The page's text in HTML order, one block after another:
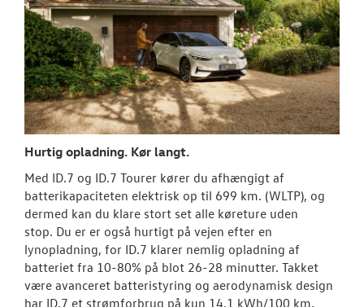
Hurtig opladning. Kør langt.
Med ID.7 og ID.7 Tourer kører du afhængigt af
batterikapaciteten elektrisk op til 699 km. (WLTP), og
dermed kan du klare stort set alle køreture uden
stop. Du er er også hurtigt på vejen efter en
lynopladning, for ID.7 klarer nemlig opladning af
batteriet fra 10-80% på blot 26-28 minutter. Takket
være avanceret batteristyring og aerodynamisk design
har ID.7 et strømforbrug på kun 14,1 kWh/100 km.